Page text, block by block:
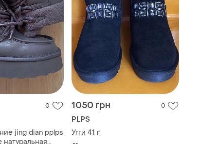
0
jing dian pplps
1050 грн 0
PLPS
Угги 41 г.